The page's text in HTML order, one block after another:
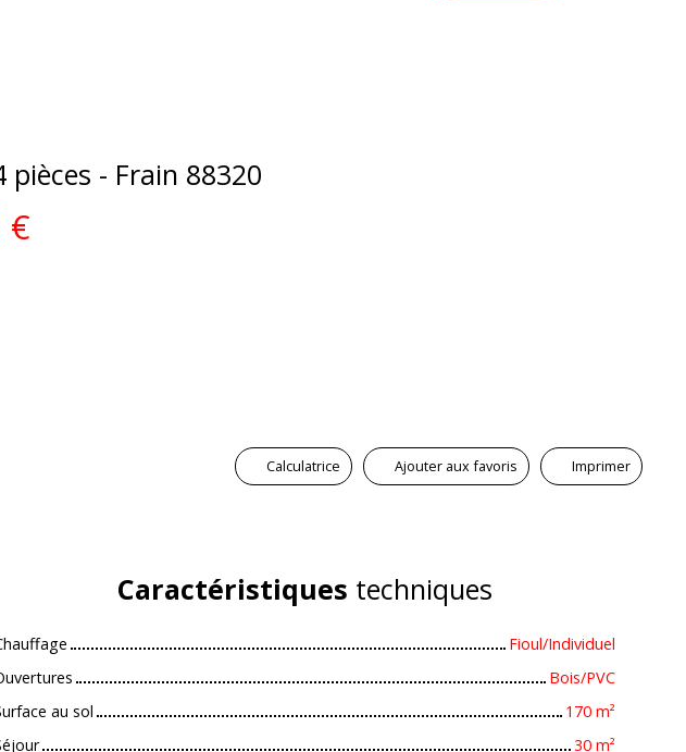
- Frain 88320
€
Calculatrice Ajouter aux favoris Imprimer
Caractéristiques techniques
Fioul/Individuel
Bois/PVC
au sol
170 m²
30 m²